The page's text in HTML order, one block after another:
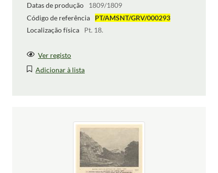
Datas de produção
1809/1809
Código de referência
PT/AMSNT/GRV/000293
Localização física
Pt. 18.
Ver registo
Adicionar à lista